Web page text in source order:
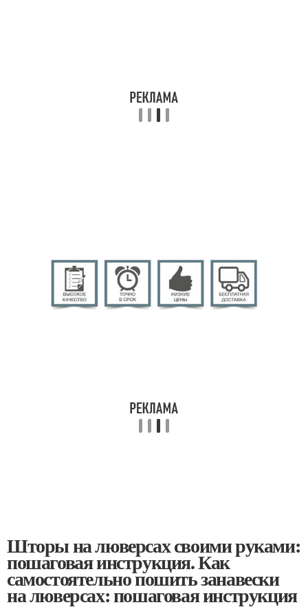
Шторы на люверсах своими руками:
пошаговая инструкция. Как
самостоятельно пошить занавески
на люверсах: пошаговая инструкция